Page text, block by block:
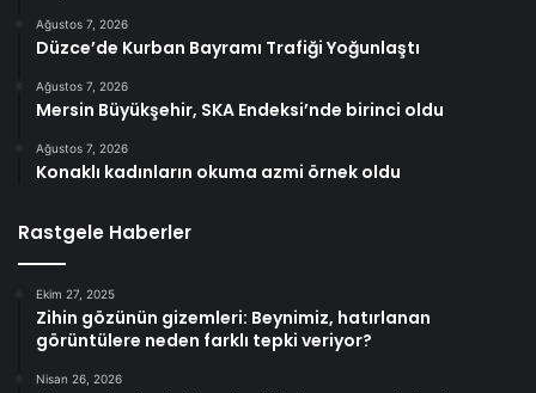
Ağustos 7, 2026
Düzce’de Kurban Bayramı Trafiği Yoğunlaştı
Ağustos 7, 2026
Mersin Büyükşehir, SKA Endeksi’nde birinci oldu
Ağustos 7, 2026
Konaklı kadınların okuma azmi örnek oldu
Rastgele Haberler
Ekim 27, 2025
Zihin gözünün gizemleri: Beynimiz, hatırlanan
görüntülere neden farklı tepki veriyor?
Nisan 26, 2026